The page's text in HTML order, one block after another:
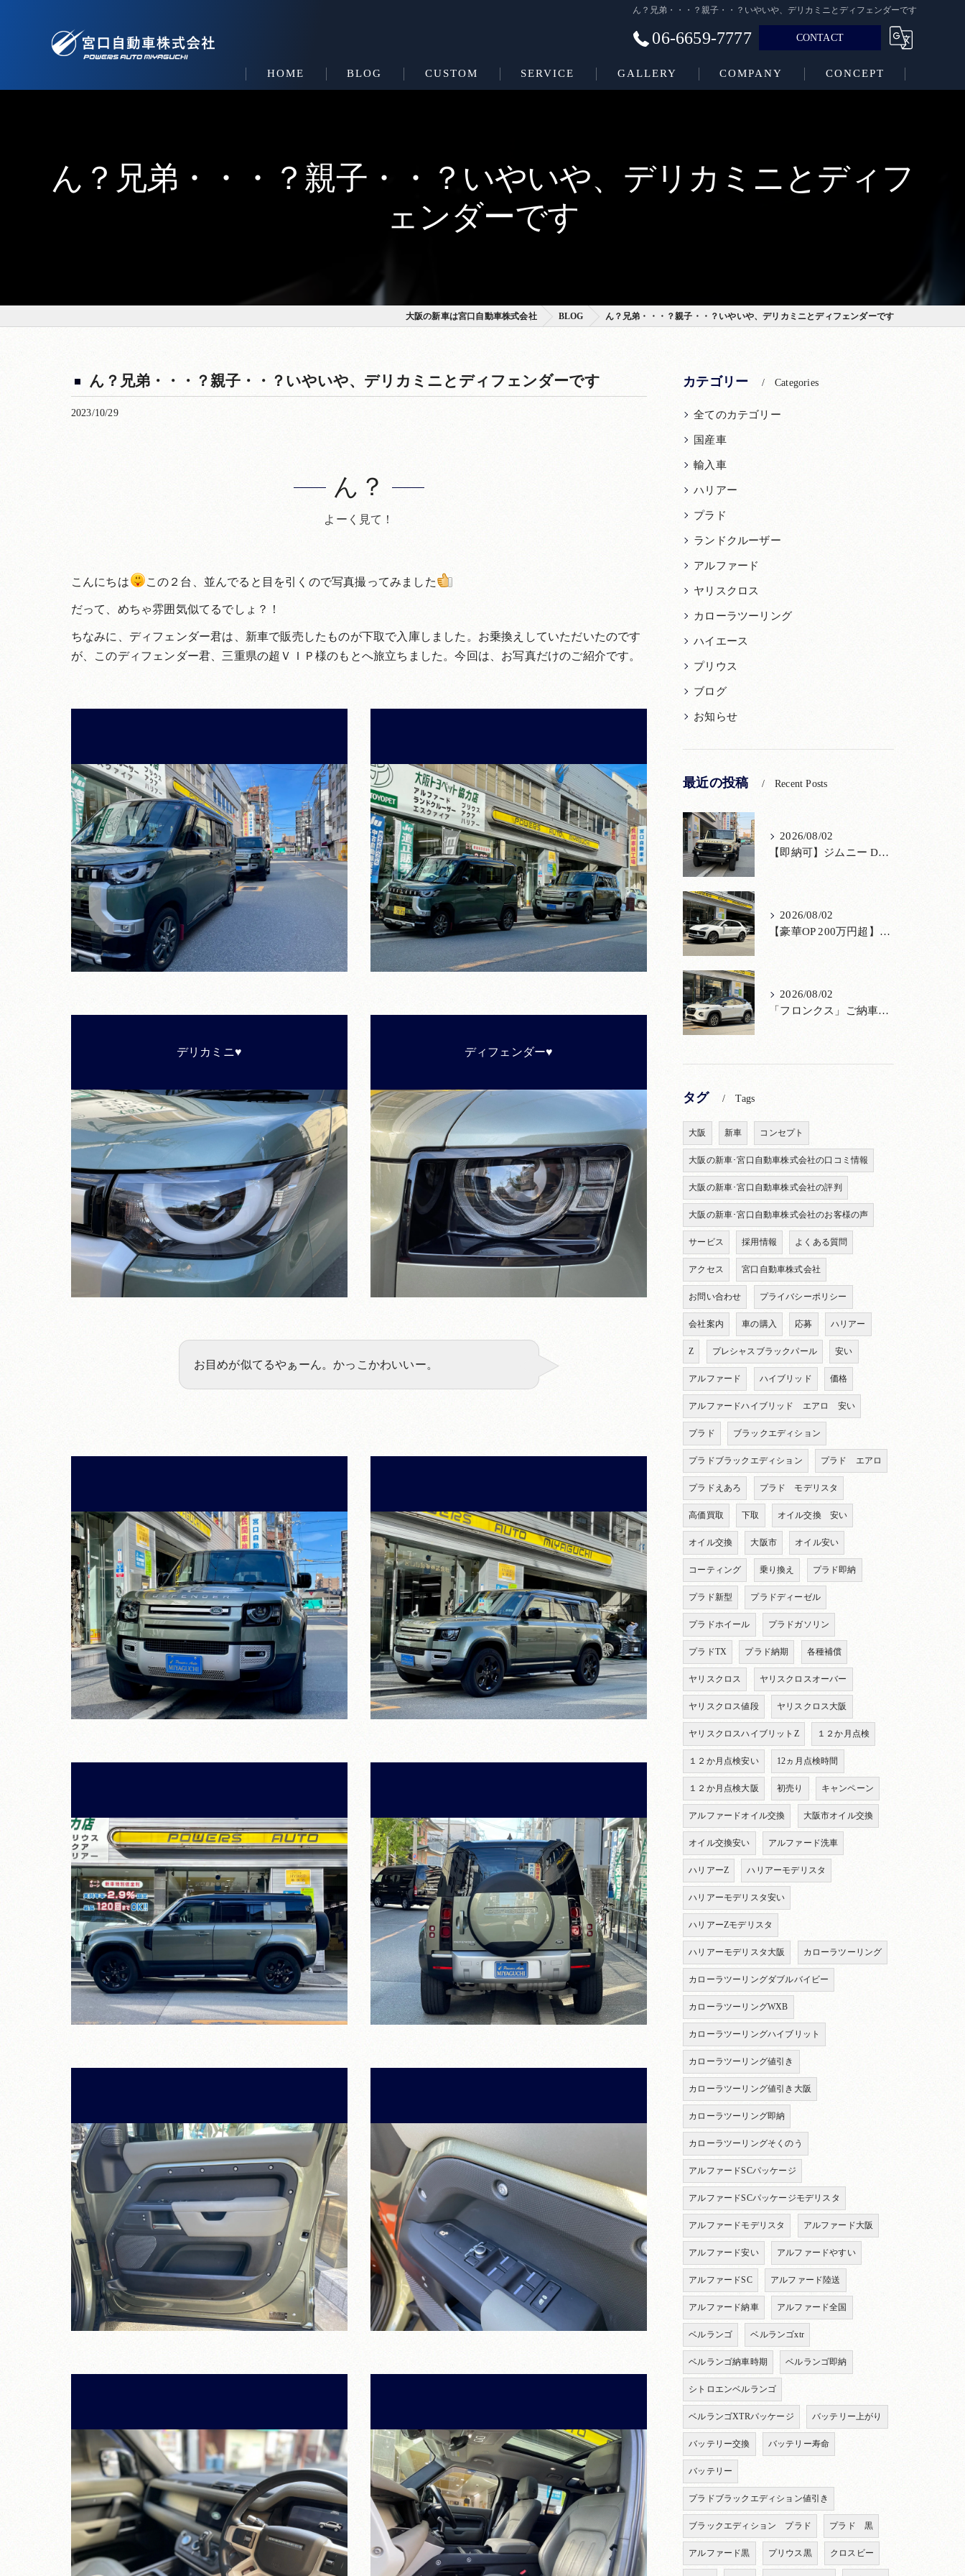
ん？兄弟・・・？親子・・？いやいや、デリカミニとディフェンダーです
06-6659-7777 CONTACT
HOME BLOG CUSTOM SERVICE GALLERY COMPANY CONCEPT
ん？兄弟・・・？親子・・？いやいや、デリカミニとディフ
ェンダーです
大阪の新車は宮口自動車株式会社 BLOG ん？兄弟・・・？親子・・？いやいや、デリカミニとディフェンダーです
ん？兄弟・・・？親子・・？いやいや、デリカミニとディフェンダーです
2023/10/29
ん？
よーく見て！
こんにちは この２台、並んでると目を引くので写真撮ってみました
だって、めちゃ雰囲気似てるでしょ？！
ちなみに、ディフェンダー君は、新車で販売したものが下取で入庫しました。お乗換えしていただいたのです
が、このディフェンダー君、三重県の超ＶＩＰ様のもとへ旅立ちました。今回は、お写真だけのご紹介です。
デリカミニ♥ ディフェンダー♥
お目めが似てるやぁーん。かっこかわいいー。
カテゴリー Categories
全てのカテゴリー
国産車
輸入車
ハリアー
プラド
ランドクルーザー
アルファード
ヤリスクロス
カローラツーリング
ハイエース
プリウス
ブログ
お知らせ
最近の投稿 Recent Posts
2026/08/02
【即納可】ジムニー DAMD「little D.」コンプリート！登録済未使用車あり
2026/08/02
【豪華OP 200万円超】極上のポルシェ マカンが入荷！注目のオプション装備
2026/08/02
「フロンクス」ご納車！購入からメンテナンス・リコールまで！宮口自動車
タグ Tags
大阪 新車 コンセプト
大阪の新車･宮口自動車株式会社の口コミ情報
大阪の新車･宮口自動車株式会社の評判
大阪の新車･宮口自動車株式会社のお客様の声
サービス 採用情報 よくある質問
アクセス 宮口自動車株式会社
お問い合わせ プライバシーポリシー
会社案内 車の購入 応募 ハリアー
Z プレシャスブラックパール 安い
アルファード ハイブリッド 価格
アルファードハイブリッド エアロ 安い
プラド ブラックエディション
プラドブラックエディション プラド エアロ
プラドえあろ プラド モデリスタ
高価買取 下取 オイル交換 安い
オイル交換 大阪市 オイル安い
コーティング 乗り換え プラド即納
プラド新型 プラドディーゼル
プラドホイール プラドガソリン
プラドTX プラド納期 各種補償
ヤリスクロス ヤリスクロスオーバー
ヤリスクロス値段 ヤリスクロス大阪
ヤリスクロスハイブリットZ １２か月点検
１２か月点検安い 12ヵ月点検時間
１２か月点検大阪 初売り キャンペーン
アルファードオイル交換 大阪市オイル交換
オイル交換安い アルファード洗車
ハリアーZ ハリアーモデリスタ
ハリアーモデリスタ安い
ハリアーZモデリスタ
ハリアーモデリスタ大阪 カローラツーリング
カローラツーリングダブルバイビー
カローラツーリングWXB
カローラツーリングハイブリット
カローラツーリング値引き
カローラツーリング値引き大阪
カローラツーリング即納
カローラツーリングそくのう
アルファードSCパッケージ
アルファードSCパッケージモデリスタ
アルファードモデリスタ アルファード大阪
アルファード安い アルファードやすい
アルファードSC アルファード陸送
アルファード納車 アルファード全国
ベルランゴ ベルランゴxtr
ベルランゴ納車時期 ベルランゴ即納
シトロエンベルランゴ
ベルランゴXTRパッケージ バッテリー上がり
バッテリー交換 バッテリー寿命
バッテリー
プラドブラックエディション値引き
ブラックエディション プラド プラド 黒
アルファード黒 プリウス黒 クロスビー